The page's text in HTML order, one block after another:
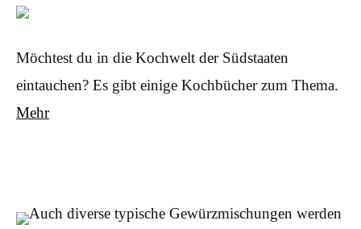
Möchtest du in die Kochwelt der Südstaaten
eintauchen? Es gibt einige Kochbücher zum Thema.
Mehr
Auch diverse typische Gewürzmischungen werden